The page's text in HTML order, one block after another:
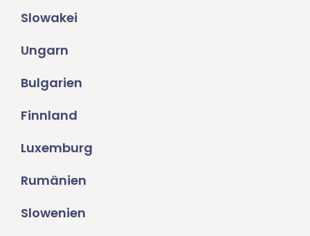
Slowakei
Ungarn
Bulgarien
Finnland
Luxemburg
Rumänien
Slowenien